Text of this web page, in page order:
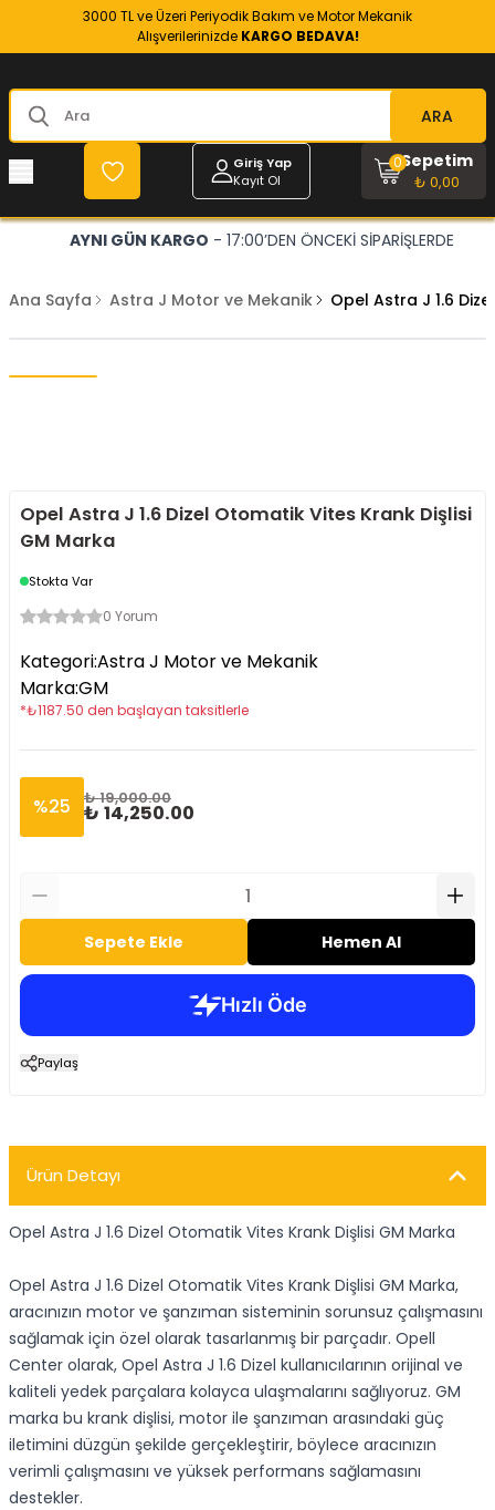
3000 TL ve Üzeri Periyodik Bakım ve Motor Mekanik
Alışverilerinizde KARGO BEDAVA!
ARA
Giriş Yap
Kayıt Ol
Sepetim
₺ 0,00
0
AYNI GÜN KARGO - 17:00’DEN ÖNCEKİ SİPARİŞLERDE
Ana Sayfa Astra J Motor ve Mekanik Opel Astra J 1.6
Opel Astra J 1.6 Dizel Otomatik Vites Krank Dişlisi
GM Marka
Stokta Var
0 Yorum
Kategori:Astra J Motor ve Mekanik
Marka:GM
*₺1187.50 den başlayan taksitlerle
%25 ₺ 19,000.00
₺ 14,250.00
Sepete Ekle Hemen Al
Paylaş
Ürün Detayı
Opel Astra J 1.6 Dizel Otomatik Vites Krank Dişlisi GM Marka
Opel Astra J 1.6 Dizel Otomatik Vites Krank Dişlisi GM Marka,
aracınızın motor ve şanzıman sisteminin sorunsuz çalışmasını
sağlamak için özel olarak tasarlanmış bir parçadır. Opell
Center olarak, Opel Astra J 1.6 Dizel kullanıcılarının orijinal ve
kaliteli yedek parçalara kolayca ulaşmalarını sağlıyoruz. GM
marka bu krank dişlisi, motor ile şanzıman arasındaki güç
iletimini düzgün şekilde gerçekleştirir, böylece aracınızın
verimli çalışmasını ve yüksek performans sağlamasını
destekler.